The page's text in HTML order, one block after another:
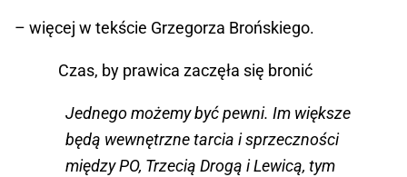
– więcej w tekście Grzegorza Brońskiego.
Czas, by prawica zaczęła się bronić
Jednego możemy być pewni. Im większe
będą wewnętrzne tarcia i sprzeczności
między PO, Trzecią Drogą i Lewicą, tym